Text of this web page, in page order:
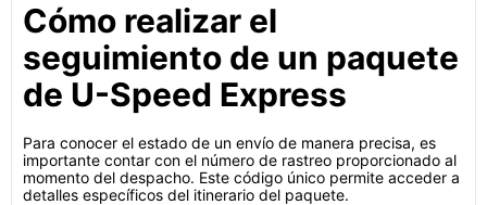
Cómo realizar el
seguimiento de un paquete
de U-Speed Express
Para conocer el estado de un envío de manera precisa, es
importante contar con el número de rastreo proporcionado al
momento del despacho. Este código único permite acceder a
detalles específicos del itinerario del paquete.